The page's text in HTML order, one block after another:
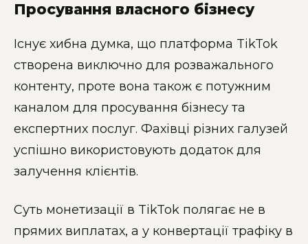
Просування власного бізнесу
Існує хибна думка, що платформа TikTok
створена виключно для розважального
контенту, проте вона також є потужним
каналом для просування бізнесу та
експертних послуг. Фахівці різних галузей
успішно використовують додаток для
залучення клієнтів.
Суть монетизації в TikTok полягає не в
прямих виплатах, а у конвертації трафіку в